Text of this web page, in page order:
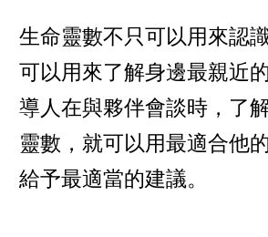
生命靈數不只可以用來認
可以用來了解身邊最親近
導人在與夥伴會談時，了
靈數，就可以用最適合他
給予最適當的建議。